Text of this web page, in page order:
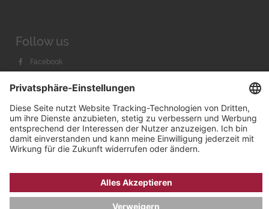
Follow us
Facebook
Youtube
IMPRESSUM